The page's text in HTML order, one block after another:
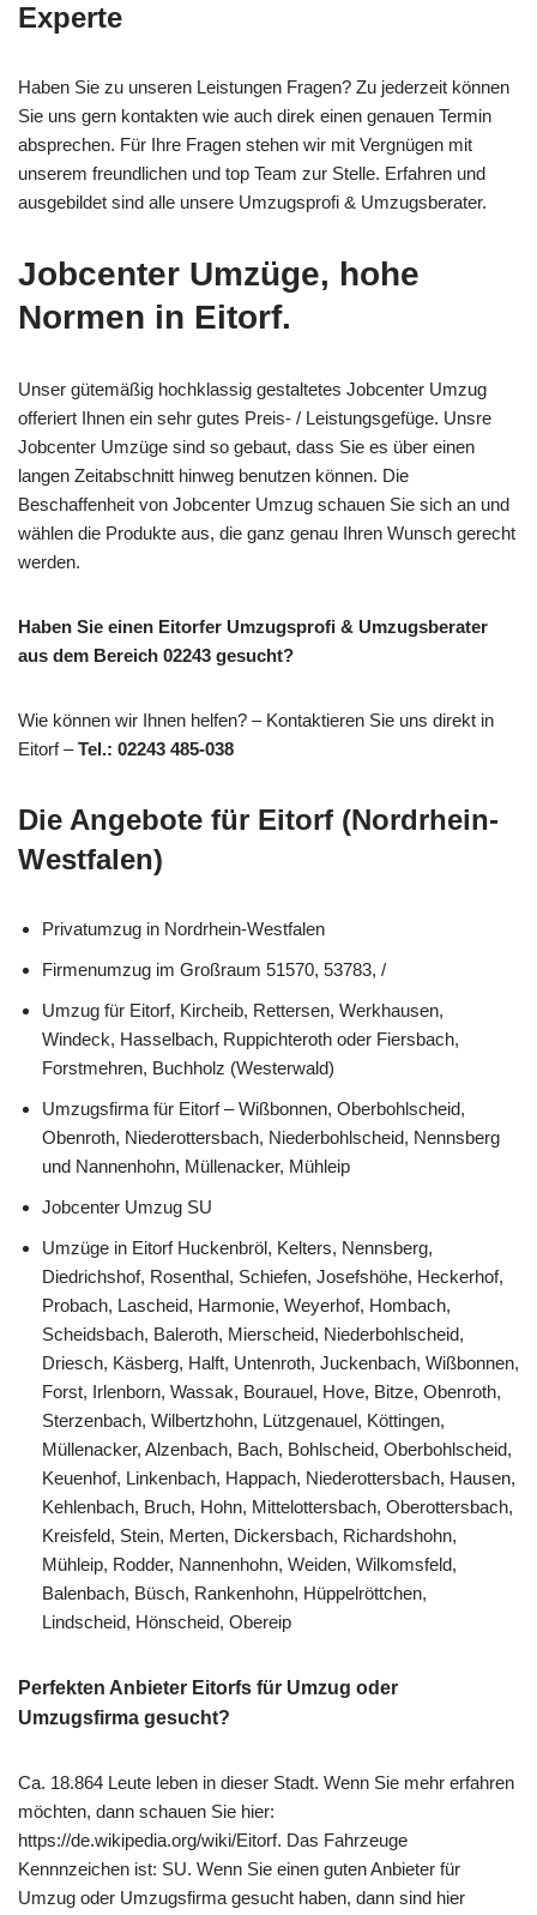
Experte
Haben Sie zu unseren Leistungen Fragen? Zu jederzeit können
Sie uns gern kontakten wie auch direk einen genauen Termin
absprechen. Für Ihre Fragen stehen wir mit Vergnügen mit
unserem freundlichen und top Team zur Stelle. Erfahren und
ausgebildet sind alle unsere Umzugsprofi & Umzugsberater.
Jobcenter Umzüge, hohe
Normen in Eitorf.
Unser gütemäßig hochklassig gestaltetes Jobcenter Umzug
offeriert Ihnen ein sehr gutes Preis- / Leistungsgefüge. Unsre
Jobcenter Umzüge sind so gebaut, dass Sie es über einen
langen Zeitabschnitt hinweg benutzen können. Die
Beschaffenheit von Jobcenter Umzug schauen Sie sich an und
wählen die Produkte aus, die ganz genau Ihren Wunsch gerecht
werden.
Haben Sie einen Eitorfer Umzugsprofi & Umzugsberater
aus dem Bereich 02243 gesucht?
Wie können wir Ihnen helfen? – Kontaktieren Sie uns direkt in
Eitorf –Tel.: 02243 485-038
Die Angebote für Eitorf (Nordrhein-
Westfalen)
Privatumzug in Nordrhein-Westfalen
Firmenumzug im Großraum 51570, 53783, /
Umzug für Eitorf, Kircheib, Rettersen, Werkhausen,
Windeck, Hasselbach, Ruppichteroth oder Fiersbach,
Forstmehren, Buchholz (Westerwald)
Umzugsfirma für Eitorf – Wißbonnen, Oberbohlscheid,
Obenroth, Niederottersbach, Niederbohlscheid, Nennsberg
und Nannenhohn, Müllenacker, Mühleip
Jobcenter Umzug SU
Umzüge in Eitorf Huckenbröl, Kelters, Nennsberg,
Diedrichshof, Rosenthal, Schiefen, Josefshöhe, Heckerhof,
Probach, Lascheid, Harmonie, Weyerhof, Hombach,
Scheidsbach, Baleroth, Mierscheid, Niederbohlscheid,
Driesch, Käsberg, Halft, Untenroth, Juckenbach, Wißbonnen,
Forst, Irlenborn, Wassak, Bourauel, Hove, Bitze, Obenroth,
Sterzenbach, Wilbertzhohn, Lützgenauel, Köttingen,
Müllenacker, Alzenbach, Bach, Bohlscheid, Oberbohlscheid,
Keuenhof, Linkenbach, Happach, Niederottersbach, Hausen,
Kehlenbach, Bruch, Hohn, Mittelottersbach, Oberottersbach,
Kreisfeld, Stein, Merten, Dickersbach, Richardshohn,
Mühleip, Rodder, Nannenhohn, Weiden, Wilkomsfeld,
Balenbach, Büsch, Rankenhohn, Hüppelröttchen,
Lindscheid, Hönscheid, Obereip
Perfekten Anbieter Eitorfs für Umzug oder
Umzugsfirma gesucht?
Ca. 18.864 Leute leben in dieser Stadt. Wenn Sie mehr erfahren
möchten, dann schauen Sie hier:
https://de.wikipedia.org/wiki/Eitorf. Das Fahrzeuge
Kennnzeichen ist: SU. Wenn Sie einen guten Anbieter für
Umzug oder Umzugsfirma gesucht haben, dann sind hier